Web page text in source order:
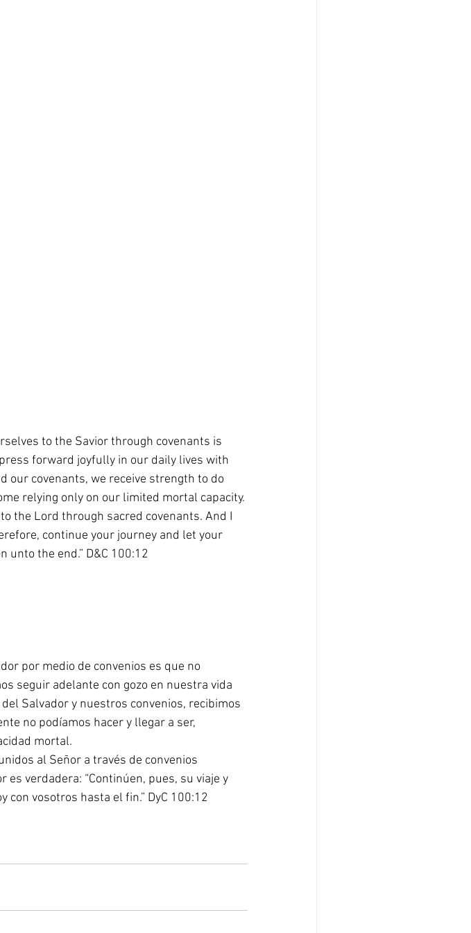
to the Savior through covenants is
forward joyfully in our daily lives with
our covenants, we receive strength to do
relying only on our limited mortal capacity.
the Lord through sacred covenants. And I
continue your journey and let your
unto the end.” D&C 100:12
por medio de convenios es que no
seguir adelante con gozo en nuestra vida
Salvador y nuestros convenios, recibimos
no podíamos hacer y llegar a ser,
mortal.
al Señor a través de convenios
verdadera: “Continúen, pues, su viaje y
con vosotros hasta el fin.” DyC 100:12